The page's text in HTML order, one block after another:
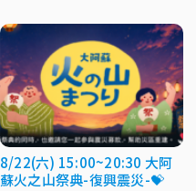
8/22(六) 15:00~20:30 大阿
蘇火之山祭典-復興震災-💝